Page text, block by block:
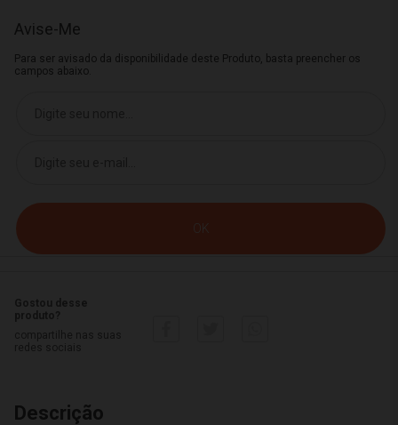
Avise-Me
Para ser avisado da disponibilidade deste Produto, basta preencher os
campos abaixo.
Descrição